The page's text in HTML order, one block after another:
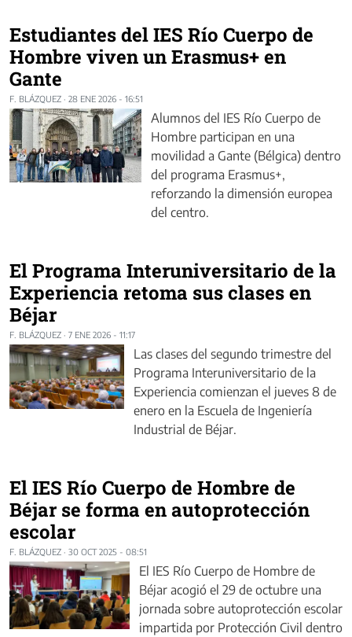
Estudiantes del IES Río Cuerpo de
Hombre viven un Erasmus+ en
Gante
F. BLÁZQUEZ · 28 ENE 2026 - 16:51
Alumnos del IES Río Cuerpo de
Hombre participan en una
movilidad a Gante (Bélgica) dentro
del programa Erasmus+,
reforzando la dimensión europea
del centro.
El Programa Interuniversitario de la
Experiencia retoma sus clases en
Béjar
F. BLÁZQUEZ · 7 ENE 2026 - 11:17
Las clases del segundo trimestre del
Programa Interuniversitario de la
Experiencia comienzan el jueves 8 de
enero en la Escuela de Ingeniería
Industrial de Béjar.
El IES Río Cuerpo de Hombre de
Béjar se forma en autoprotección
escolar
F. BLÁZQUEZ · 30 OCT 2025 - 08:51
El IES Río Cuerpo de Hombre de
Béjar acogió el 29 de octubre una
jornada sobre autoprotección escolar
impartida por Protección Civil dentro